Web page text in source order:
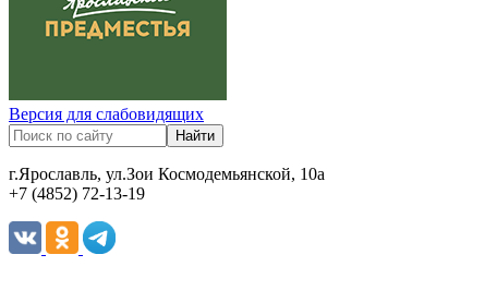
Версия для слабовидящих
г.Ярославль, ул.Зои Космодемьянской, 10а
+7 (4852) 72-13-19